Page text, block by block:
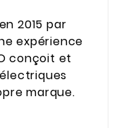
2015 par
expérience
conçoit et
marque.